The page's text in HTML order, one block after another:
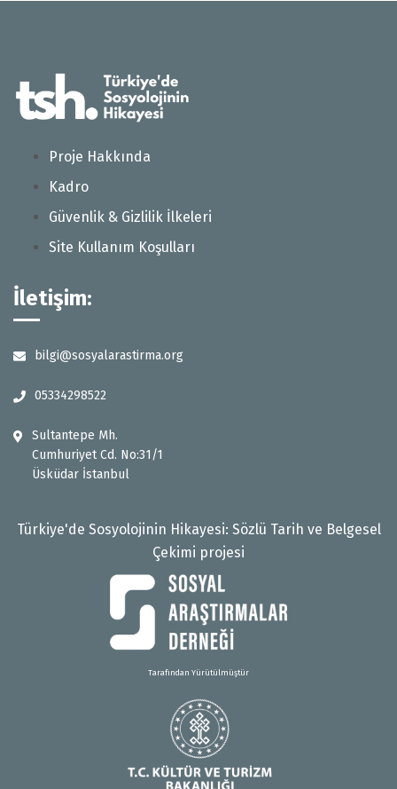
Proje Hakkında
Kadro
Güvenlik & Gizlilik İlkeleri
Site Kullanım Koşulları
İletişim:
bilgi@sosyalarastirma.org
05334298522
Sultantepe Mh.
Cumhuriyet Cd. No:31/1
Üsküdar İstanbul
Türkiye'de Sosyolojinin Hikayesi: Sözlü Tarih ve Belgesel
Çekimi projesi
Tarafından Yürütülmüştür